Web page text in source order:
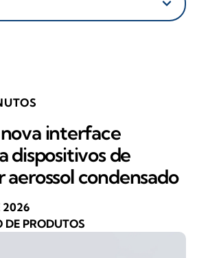
interface
dispositivos de
condensado
2026
PRODUTOS